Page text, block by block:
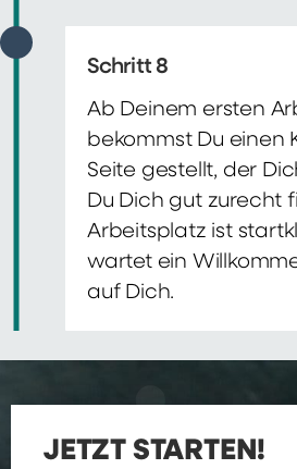
Schritt 8
Ab Deinem ersten
bekommst Du einen
Seite gestellt, der
Du Dich gut zurecht
Arbeitsplatz ist
wartet ein
auf Dich.
JETZT STARTEN!